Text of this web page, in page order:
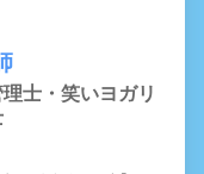
士・笑いヨガリ